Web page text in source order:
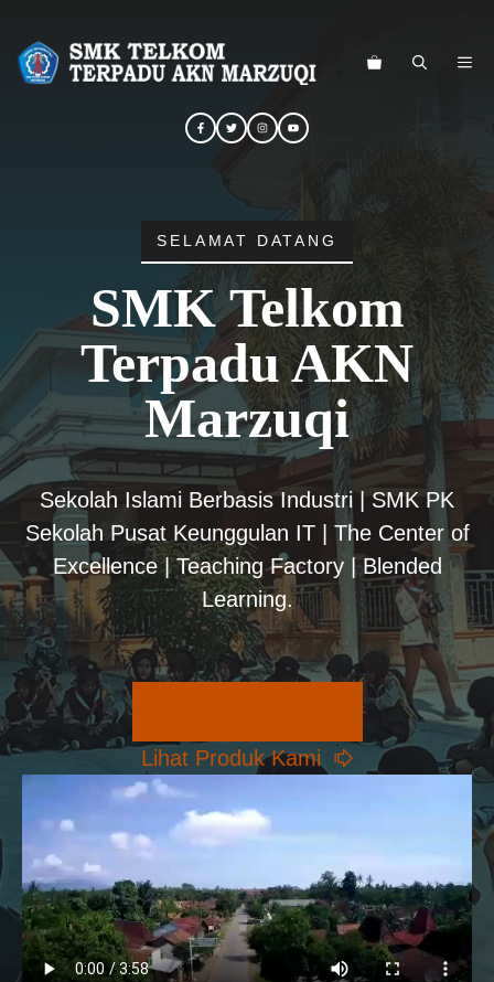
SELAMAT DATANG
SMK Telkom
Terpadu AKN
Marzuqi
Sekolah Islami Berbasis Industri | SMK PK
Sekolah Pusat Keunggulan IT | The Center of
Excellence | Teaching Factory | Blended
Learning.
Lihat Produk Kami